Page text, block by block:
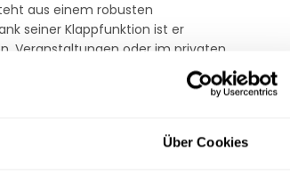
Über Cookies
aus einem robusten
seiner Klappfunktion ist er
Veranstaltungen oder im privaten